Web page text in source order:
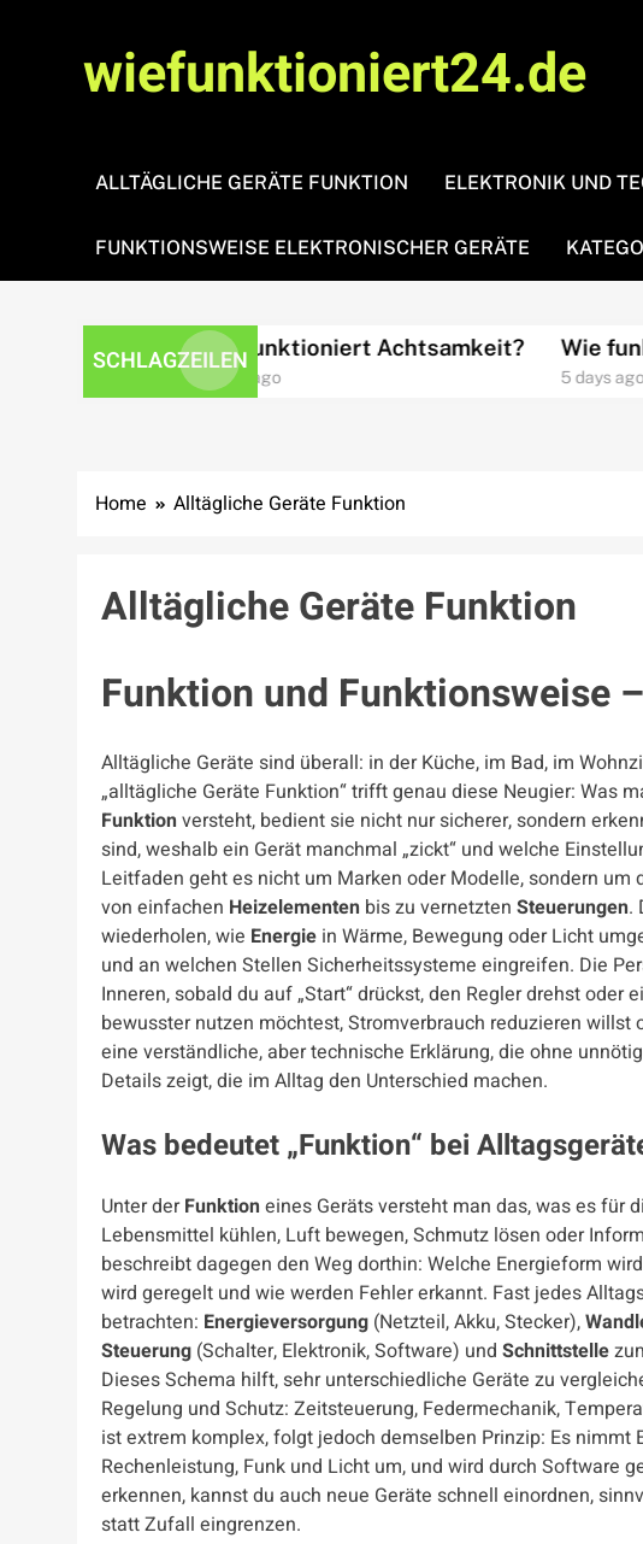
wiefunktioniert24.de
ALLTÄGLICHE GERÄTE FUNKTION ELEKTRONIK UND
FUNKTIONSWEISE ELEKTRONISCHER GERÄTE
SCHLAGZEILEN
Wie funktioniert Achtsamkeit?
3 days ago
Wie
Home Alltägliche Geräte Funktion
Alltägliche Geräte Funktion
Funktion und Funktionsweise
Alltägliche Geräte sind überall: in der Küche, im Bad, im
„alltägliche Geräte Funktion“ trifft genau diese Neugier: Was
Funktionversteht, bedient sie nicht nur sicherer, sondern
sind, weshalb ein Gerät manchmal „zickt“ und welche
Leitfaden geht es nicht um Marken oder Modelle, sondern um
von einfachen Heizelementen bis zu vernetzten Steuerungen.
wiederholen, wie Energie in Wärme, Bewegung oder Licht
und an welchen Stellen Sicherheitssysteme eingreifen. Die
Inneren, sobald du auf „Start“ drückst, den Regler drehst oder
bewusster nutzen möchtest, Stromverbrauch reduzieren
eine verständliche, aber technische Erklärung, die ohne
Details zeigt, die im Alltag den Unterschied machen.
Was bedeutet „Funktion“ bei
Unter derFunktioneines Geräts versteht man das, was es für
Lebensmittel kühlen, Luft bewegen, Schmutz lösen oder
beschreibt dagegen den Weg dorthin: Welche Energieform
wird geregelt und wie werden Fehler erkannt. Fast jedes
betrachten: Energieversorgung (Netzteil, Akku, Stecker),
Steuerung (Schalter, Elektronik, Software) und Schnittstelle
Dieses Schema hilft, sehr unterschiedliche Geräte zu
Regelung und Schutz: Zeitsteuerung, Federmechanik,
ist extrem komplex, folgt jedoch demselben Prinzip: Es nimmt
Rechenleistung, Funk und Licht um, und wird durch Software
erkennen, kannst du auch neue Geräte schnell einordnen,
statt Zufall eingrenzen.